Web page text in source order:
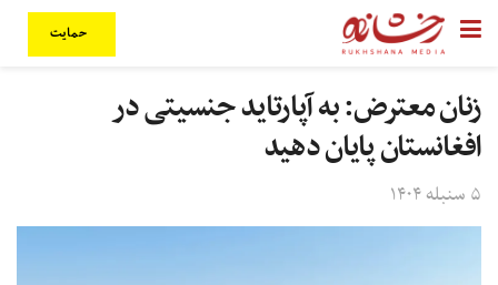
حمایت
زنان معترض: به آپارتاید جنسیتی در
افغانستان پایان دهید
۵ سنبله ۱۴۰۴